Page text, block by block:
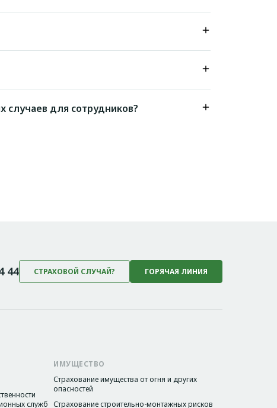
случаев для сотрудников?
44 СТРАХОВОЙ СЛУЧАЙ? ГОРЯЧАЯ ЛИНИЯ
служб
ИМУЩЕСТВО
Страхование имущества от огня и других
опасностей
Страхование строительно-монтажных рисков